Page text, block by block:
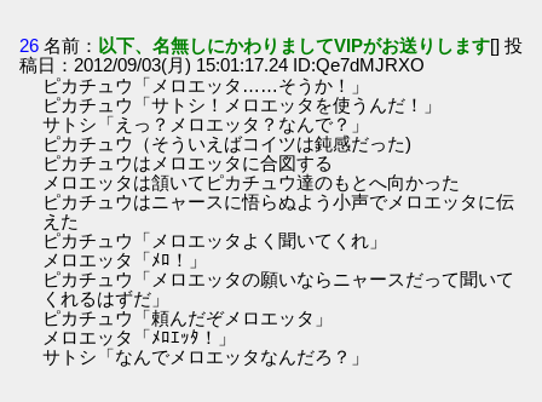
26 名前： 以下、名無しにかわりましてVIPがお送りします[] 投
稿日：2012/09/03(月) 15:01:17.24 ID:Qe7dMJRXO
ピカチュウ「メロエッタ……そうか！」
ピカチュウ「サトシ！メロエッタを使うんだ！」
サトシ「えっ？メロエッタ？なんで？」
ピカチュウ（そういえばコイツは鈍感だった)
ピカチュウはメロエッタに合図する
メロエッタは頷いてピカチュウ達のもとへ向かった
ピカチュウはニャースに悟らぬよう小声でメロエッタに伝
えた
ピカチュウ「メロエッタよく聞いてくれ」
メロエッタ「ﾒﾛ！」
ピカチュウ「メロエッタの願いならニャースだって聞いて
くれるはずだ」
ピカチュウ「頼んだぞメロエッタ」
メロエッタ「ﾒﾛｴｯﾀ！」
サトシ「なんでメロエッタなんだろ？」